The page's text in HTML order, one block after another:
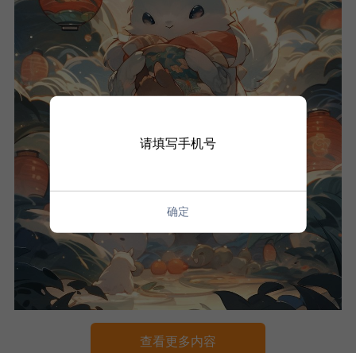
查看更多内容
请填写手机号
确定